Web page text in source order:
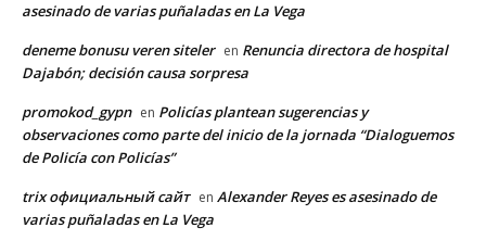
asesinado de varias puñaladas en La Vega
deneme bonusu veren siteler en Renuncia directora de hospital
Dajabón; decisión causa sorpresa
promokod_gypn en Policías plantean sugerencias y
observaciones como parte del inicio de la jornada “Dialoguemos
de Policía con Policías”
trix официальный сайт en Alexander Reyes es asesinado de
varias puñaladas en La Vega